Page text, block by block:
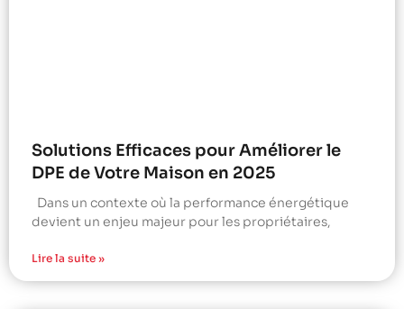
Solutions Efficaces pour Améliorer le
DPE de Votre Maison en 2025
Dans un contexte où la performance énergétique
devient un enjeu majeur pour les propriétaires,
Lire la suite »